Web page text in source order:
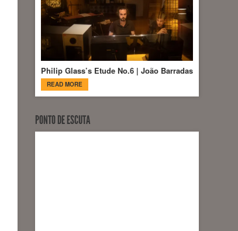
Philip Glass’s Etude No.6 | João Barradas
READ MORE
PONTO DE ESCUTA